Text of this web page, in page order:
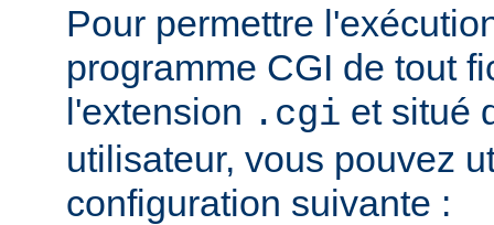
Pour permettre
programme CGI de tout
l'extension .cgi et situé
utilisateur, vous pouvez
configuration suivante :